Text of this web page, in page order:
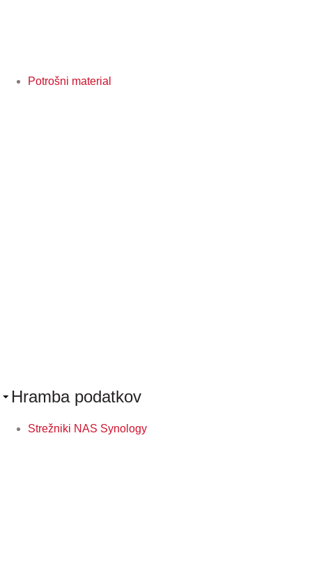
Potrošni material
Hramba podatkov
Strežniki NAS Synology